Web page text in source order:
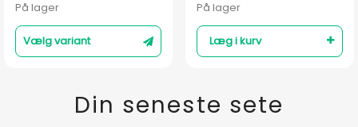
På lager
Vælg variant
På lager
Læg i kurv
Din seneste sete